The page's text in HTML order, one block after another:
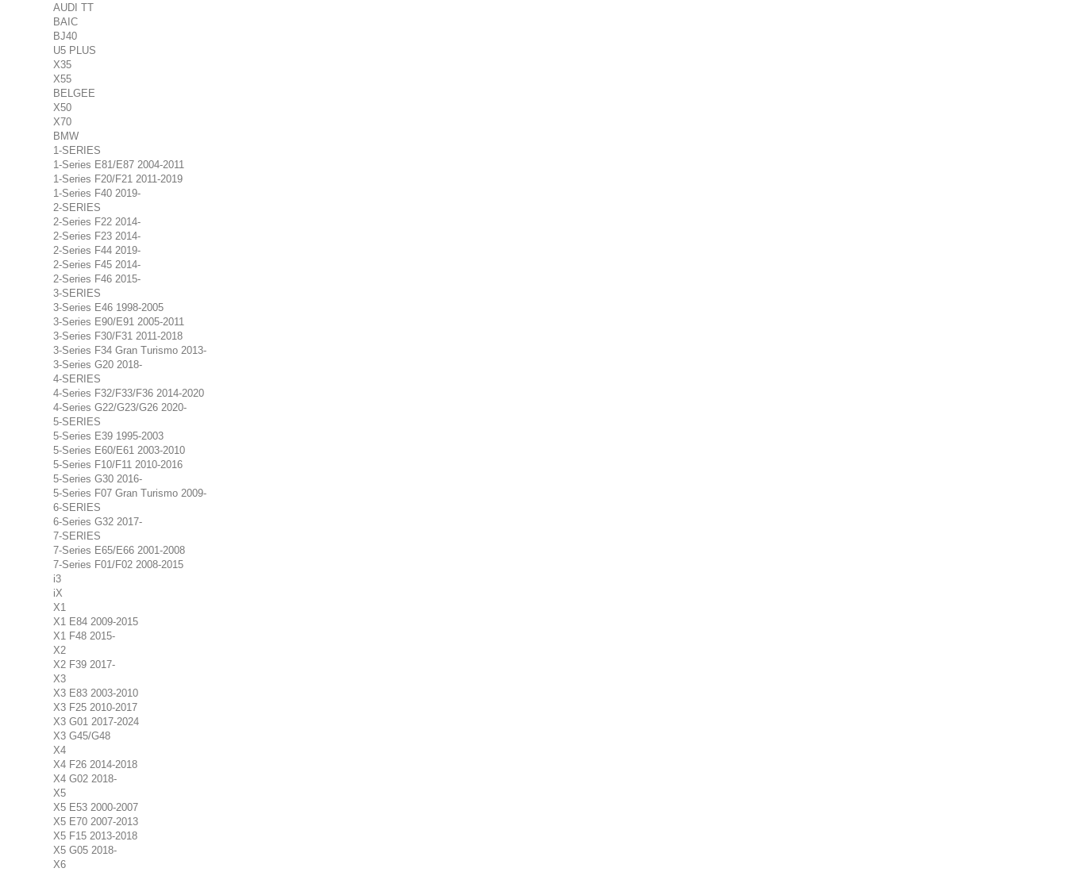
AUDI TT
BAIC
BJ40
U5 PLUS
X35
X55
BELGEE
X50
X70
BMW
1-SERIES
1-Series E81/E87 2004-2011
1-Series F20/F21 2011-2019
1-Series F40 2019-
2-SERIES
2-Series F22 2014-
2-Series F23 2014-
2-Series F44 2019-
2-Series F45 2014-
2-Series F46 2015-
3-SERIES
3-Series E46 1998-2005
3-Series E90/E91 2005-2011
3-Series F30/F31 2011-2018
3-Series F34 Gran Turismo 2013-
3-Series G20 2018-
4-SERIES
4-Series F32/F33/F36 2014-2020
4-Series G22/G23/G26 2020-
5-SERIES
5-Series E39 1995-2003
5-Series E60/E61 2003-2010
5-Series F10/F11 2010-2016
5-Series G30 2016-
5-Series F07 Gran Turismo 2009-
6-SERIES
6-Series G32 2017-
7-SERIES
7-Series E65/E66 2001-2008
7-Series F01/F02 2008-2015
i3
iX
X1
X1 E84 2009-2015
X1 F48 2015-
X2
X2 F39 2017-
X3
X3 E83 2003-2010
X3 F25 2010-2017
X3 G01 2017-2024
X3 G45/G48
X4
X4 F26 2014-2018
X4 G02 2018-
X5
X5 E53 2000-2007
X5 E70 2007-2013
X5 F15 2013-2018
X5 G05 2018-
X6